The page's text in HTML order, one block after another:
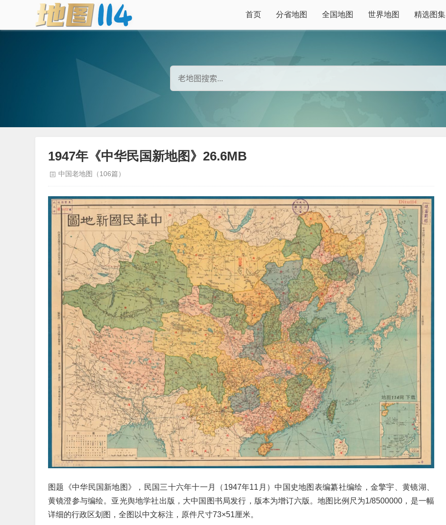
首页 分省地图 全国地图 世界地图 精选图集
1947年《中华民国新地图》26.6MB
中国老地图（106篇）
图题《中华民国新地图》，民国三十六年十一月（1947年11月）中国史地图表编纂社编绘，金擎宇、黄镜湖、
黄镜澄参与编绘。亚光舆地学社出版，大中国图书局发行，版本为增订六版。地图比例尺为1/8500000，是一幅
详细的行政区划图，全图以中文标注，原件尺寸73×51厘米。